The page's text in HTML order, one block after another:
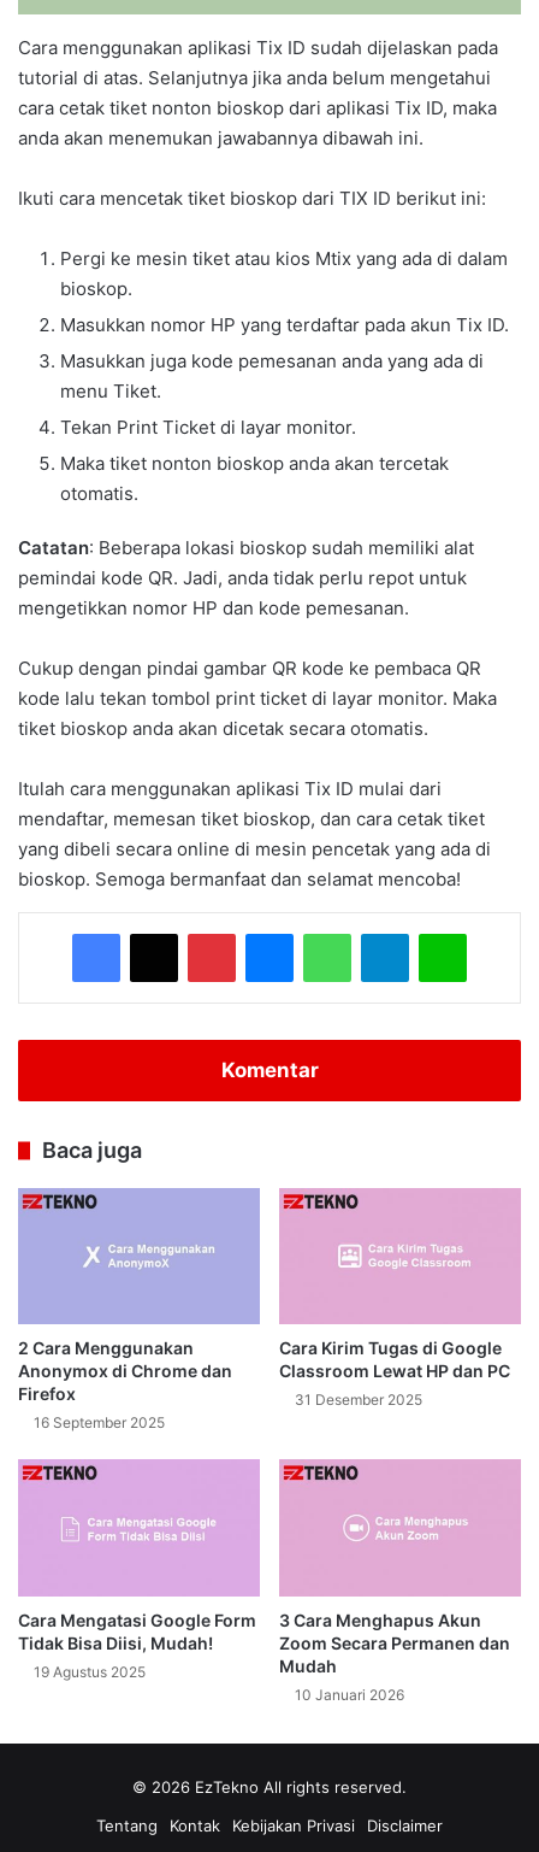
Cara menggunakan aplikasi Tix ID sudah dijelaskan pada
tutorial di atas. Selanjutnya jika anda belum mengetahui
cara cetak tiket nonton bioskop dari aplikasi Tix ID, maka
anda akan menemukan jawabannya dibawah ini.
Ikuti cara mencetak tiket bioskop dari TIX ID berikut ini:
Pergi ke mesin tiket atau kios Mtix yang ada di dalam
bioskop.
Masukkan nomor HP yang terdaftar pada akun Tix ID.
Masukkan juga kode pemesanan anda yang ada di
menu Tiket.
Tekan Print Ticket di layar monitor.
Maka tiket nonton bioskop anda akan tercetak
otomatis.
Catatan: Beberapa lokasi bioskop sudah memiliki alat
pemindai kode QR. Jadi, anda tidak perlu repot untuk
mengetikkan nomor HP dan kode pemesanan.
Cukup dengan pindai gambar QR kode ke pembaca QR
kode lalu tekan tombol print ticket di layar monitor. Maka
tiket bioskop anda akan dicetak secara otomatis.
Itulah cara menggunakan aplikasi Tix ID mulai dari
mendaftar, memesan tiket bioskop, dan cara cetak tiket
yang dibeli secara online di mesin pencetak yang ada di
bioskop. Semoga bermanfaat dan selamat mencoba!
Facebook
X PinterestMessengerWhatsAppTelegramLine
Komentar
Baca juga
2 Cara Menggunakan
Anonymox di Chrome dan
Firefox
16 September 2025
Cara Kirim Tugas di Google
Classroom Lewat HP dan PC
31 Desember 2025
Cara Mengatasi Google Form
Tidak Bisa Diisi, Mudah!
19 Agustus 2025
3 Cara Menghapus Akun
Zoom Secara Permanen dan
Mudah
10 Januari 2026
© 2026 EzTekno All rights reserved.
Tentang
Kontak Kebijakan Privasi Disclaimer